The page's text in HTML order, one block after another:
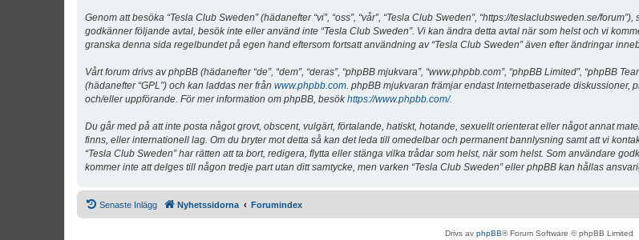
Genom att besöka “Tesla Club Sweden” (hädanefter “vi”, “oss”, “vår”, “Tesla Club Sweden”, “https://teslaclubsweden.se/
godkänner följande avtal, besök inte eller använd inte “Tesla Club Sweden”. Vi kan ändra detta avtal när som helst och vi
granska denna sida regelbundet på egen hand eftersom fortsatt användning av “Tesla Club Sweden” även efter ändringar
Vårt forum drivs av phpBB (hädanefter “de”, “dem”, “deras”, “phpBB mjukvara”, “www.phpbb.com”, “phpBB Limited”, “phpBB
(hädanefter “GPL”) och kan laddas ner från www.phpbb.com. phpBB mjukvaran främjar endast Internetbaserade
och/eller uppförande. För mer information om phpBB, besökhttps://www.phpbb.com/.
Du går med på att inte posta något grovt, obscent, vulgärt, förtalande, hatiskt, hotande, sexuellt orienterat eller något annat
finns, eller internationell lag. Om du bryter mot detta så kan det leda till omedelbar och permanent bannlysning samt att vi
“Tesla Club Sweden” har rätten att ta bort, redigera, flytta eller stänga vilka trådar som helst, när som helst. Som användare
kommer inte att delges till någon tredje part utan ditt samtycke, men varken “Tesla Club Sweden” eller phpBB kan hållas
Senaste Inlägg Nyhetssidorna Forumindex
Drivs av phpBB® Forum Software © phpBB Limited